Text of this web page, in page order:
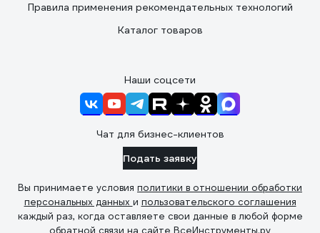
Правила применения рекомендательных технологий
Каталог товаров
Наши соцсети
Чат для бизнес-клиентов
Подать заявку
Вы принимаете условия политики в отношении обработки
персональных данных и пользовательского соглашения
каждый раз, когда оставляете свои данные в любой форме